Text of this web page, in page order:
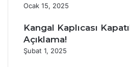
Ocak 15, 2025
Kangal Kaplıcası
Açıklama!
Şubat 1, 2025